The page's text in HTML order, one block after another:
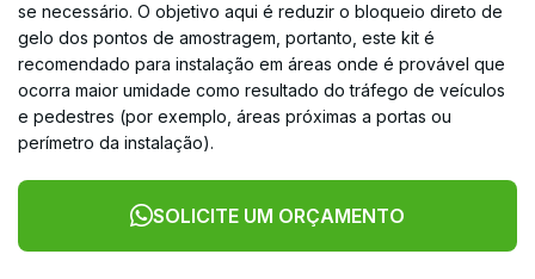
se necessário. O objetivo aqui é reduzir o bloqueio direto de
gelo dos pontos de amostragem, portanto, este kit é
recomendado para instalação em áreas onde é provável que
ocorra maior umidade como resultado do tráfego de veículos
e pedestres (por exemplo, áreas próximas a portas ou
perímetro da instalação).
SOLICITE UM ORÇAMENTO